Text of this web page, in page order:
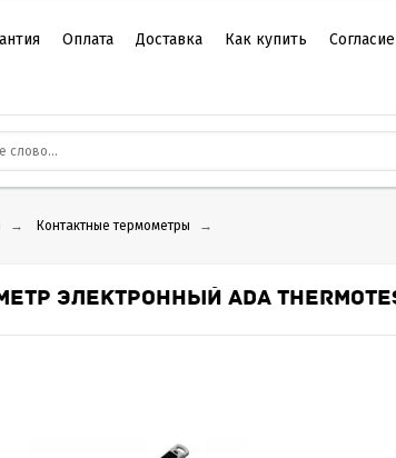
Оплата Доставка Как купить Согласие
→ Контактные термометры →
ЭЛЕКТРОННЫЙ ADA